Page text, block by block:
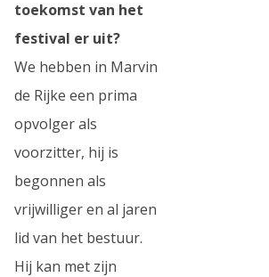
toekomst van het
festival er uit?
We hebben in Marvin
de Rijke een prima
opvolger als
voorzitter, hij is
begonnen als
vrijwilliger en al jaren
lid van het bestuur.
Hij kan met zijn